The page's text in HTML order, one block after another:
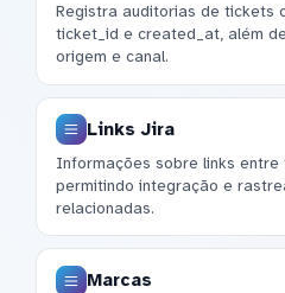
Registra auditorias de tickets
ticket_id e created_at, além
origem e canal.
Links Jira
Informações sobre links
permitindo integração e
relacionadas.
Marcas